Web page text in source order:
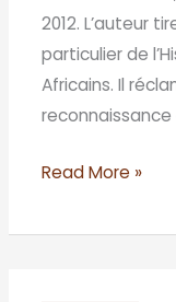
2012. L’auteur
particulier de
Africains. Il
reconnaissance
Read More »